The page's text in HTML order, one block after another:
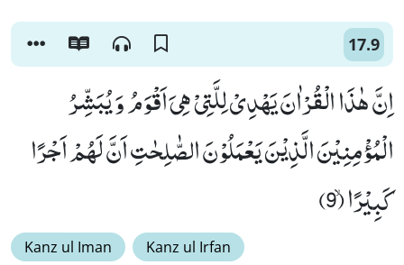
17.9
اِنَّ هٰذَا الْقُرْاٰنَ یَهْدِیْ لِلَّتِیْ هِیَ اَقْوَمُ وَ یُبَشِّرُ
الْمُؤْمِنِیْنَ الَّذِیْنَ یَعْمَلُوْنَ الصّٰلِحٰتِ اَنَّ لَهُمْ اَجْرًا
كَبِیْرًاۙ (9)
Kanz ul Iman Kanz ul Irfan